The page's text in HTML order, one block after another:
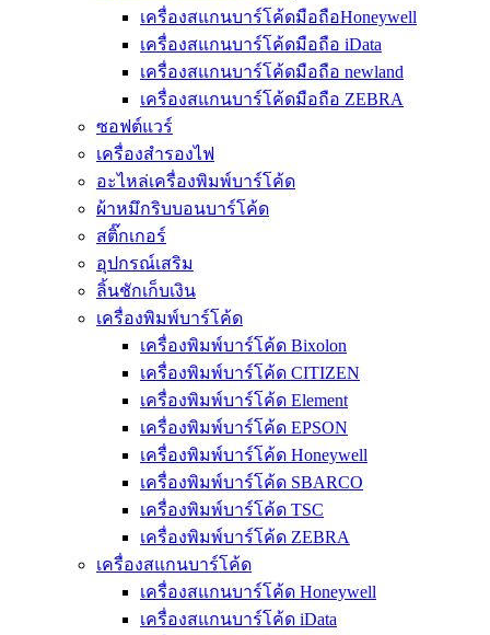
เครื่องสแกนบาร์โค้ดมือถือHoneywell
เครื่องสแกนบาร์โค้ดมือถือ iData
เครื่องสแกนบาร์โค้ดมือถือ newland
เครื่องสแกนบาร์โค้ดมือถือ ZEBRA
ซอฟต์แวร์
เครื่องสำรองไฟ
อะไหล่เครื่องพิมพ์บาร์โค้ด
ผ้าหมึกริบบอนบาร์โค้ด
สติ๊กเกอร์
อุปกรณ์เสริม
ลิ้นชักเก็บเงิน
เครื่องพิมพ์บาร์โค้ด
เครื่องพิมพ์บาร์โค้ด Bixolon
เครื่องพิมพ์บาร์โค้ด CITIZEN
เครื่องพิมพ์บาร์โค้ด Element
เครื่องพิมพ์บาร์โค้ด EPSON
เครื่องพิมพ์บาร์โค้ด Honeywell
เครื่องพิมพ์บาร์โค้ด SBARCO
เครื่องพิมพ์บาร์โค้ด TSC
เครื่องพิมพ์บาร์โค้ด ZEBRA
เครื่องสแกนบาร์โค้ด
เครื่องสแกนบาร์โค้ด Honeywell
เครื่องสแกนบาร์โค้ด iData